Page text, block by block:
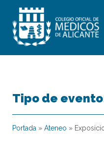
Tipo de
Portada » Ateneo »